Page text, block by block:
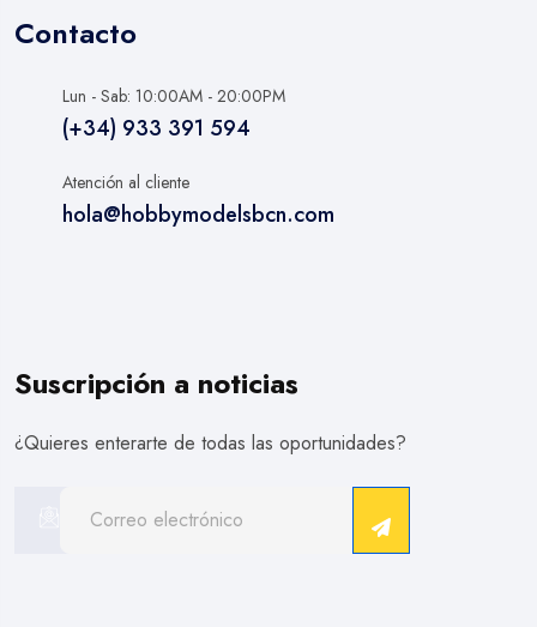
Contacto
Lun - Sab: 10:00AM - 20:00PM
(+34) 933 391 594
Atención al cliente
hola@hobbymodelsbcn.com
Suscripción a noticias
¿Quieres enterarte de todas las oportunidades?